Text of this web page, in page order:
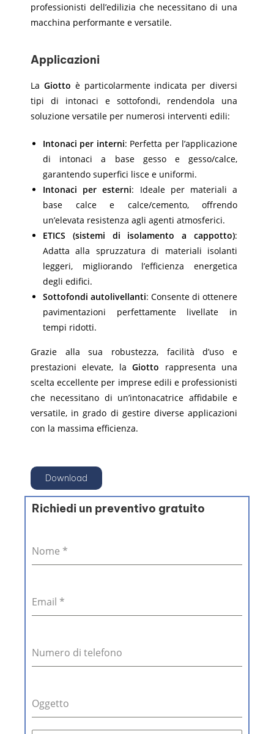
professionisti dell’edilizia che necessitano di una
macchina performante e versatile.
Applicazioni
La Giotto è particolarmente indicata per diversi
tipi di intonaci e sottofondi, rendendola una
soluzione versatile per numerosi interventi edili:
Intonaci per interni: Perfetta per l’applicazione
di intonaci a base gesso e gesso/calce,
garantendo superfici lisce e uniformi.
Intonaci per esterni: Ideale per materiali a
base calce e calce/cemento, offrendo
un’elevata resistenza agli agenti atmosferici.
ETICS (sistemi di isolamento a cappotto):
Adatta alla spruzzatura di materiali isolanti
leggeri, migliorando l’efficienza energetica
degli edifici.
Sottofondi autolivellanti: Consente di ottenere
pavimentazioni perfettamente livellate in
tempi ridotti.
Grazie alla sua robustezza, facilità d’uso e
prestazioni elevate, laGiotto rappresenta una
scelta eccellente per imprese edili e professionisti
che necessitano di un’intonacatrice affidabile e
versatile, in grado di gestire diverse applicazioni
con la massima efficienza.
Download
Richiedi un preventivo gratuito
Nome *
Email *
Numero di telefono
Oggetto